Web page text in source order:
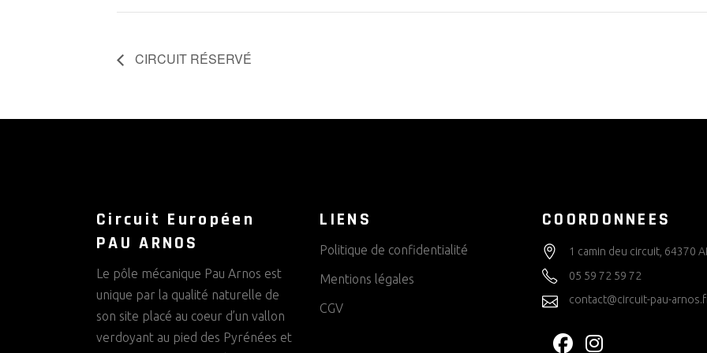
CIRCUIT RÉSERVÉ
Circuit Européen
PAU ARNOS
Le pôle mécanique Pau Arnos est
unique par la qualité naturelle de
son site placé au coeur d’un vallon
verdoyant au pied des Pyrénées et
LIENS
Politique de confidentialité
Mentions légales
CGV
COORDONNEES
1 camin deu circuit, 64370
05 59 72 59 72
contact@circuit-pau-